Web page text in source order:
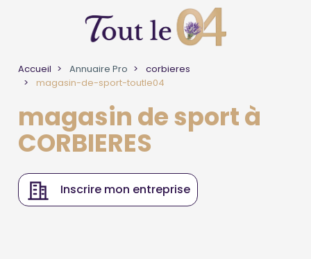
Accueil Annuaire Pro
corbieres
magasin-de-sport-toutle04
magasin de sport à
CORBIERES
Inscrire mon entreprise